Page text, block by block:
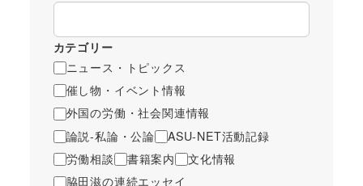
カテゴリー
ニュース・トピックス
催し物・イベント情報
外国の労働・社会関連情報
論説-私論・公論
ASU-NET活動記録
労働相談
書籍案内
文化情報
脇田滋の連続エッセイ